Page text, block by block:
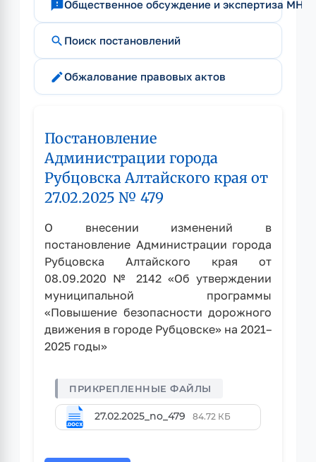
feedbackОбщественное обсуждение и экспертиза
search Поиск постановлений
editОбжалование правовых актов
Постановление
Администрации города
Рубцовска Алтайского края от
27.02.2025 № 479
О внесении изменений в
постановление Администрации города
Рубцовска Алтайского края от
08.09.2020 № 2142 «Об утверждении
муниципальной программы
«Повышение безопасности дорожного
движения в городе Рубцовске» на 2021–
2025 годы»
27.02.2025_no_479 84.72 КБ